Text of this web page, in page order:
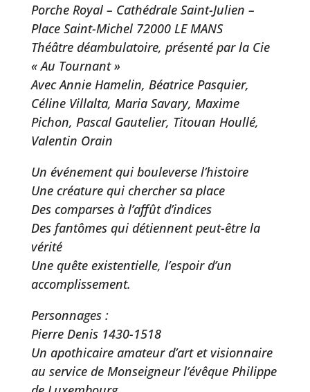
Porche Royal – Cathédrale Saint-Julien –
Place Saint-Michel 72000 LE MANS
Théâtre déambulatoire, présenté par la Cie
« Au Tournant »
Avec Annie Hamelin, Béatrice Pasquier,
Céline Villalta, Maria Savary, Maxime
Pichon, Pascal Gautelier, Titouan Houllé,
Valentin Orain
Un événement qui bouleverse l’histoire
Une créature qui chercher sa place
Des comparses à l’affût d’indices
Des fantômes qui détiennent peut-être la
vérité
Une quête existentielle, l’espoir d’un
accomplissement.
Personnages :
Pierre Denis 1430-1518
Un apothicaire amateur d’art et visionnaire
au service de Monseigneur l’évêque Philippe